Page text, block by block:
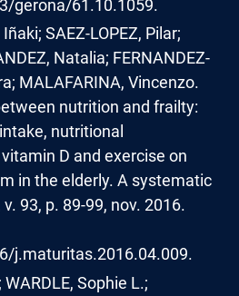
gerona/61.10.1059.
SAEZ-LOPEZ, Pilar;
Natalia; FERNANDEZ-
MALAFARINA, Vincenzo.
nutrition and frailty:
nutritional
D and exercise on
in the elderly. A systematic
93, p. 89-99, nov. 2016.
j.maturitas.2016.04.009.
WARDLE, Sophie L.;